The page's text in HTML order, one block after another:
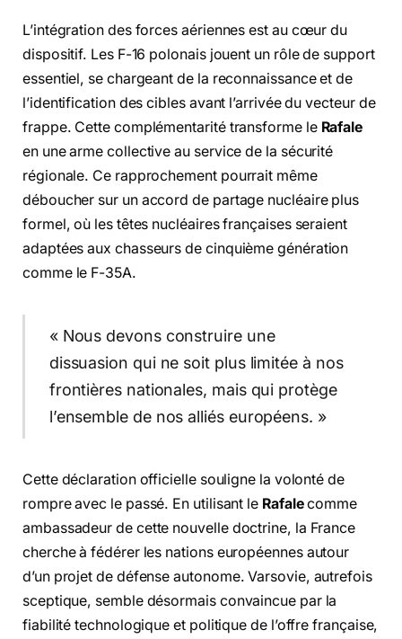
L’intégration des forces aériennes est au cœur du
dispositif. Les F-16 polonais jouent un rôle de support
essentiel, se chargeant de la reconnaissance et de
l’identification des cibles avant l’arrivée du vecteur de
frappe. Cette complémentarité transforme le Rafale
en une arme collective au service de la sécurité
régionale. Ce rapprochement pourrait même
déboucher sur un accord de partage nucléaire plus
formel, où les têtes nucléaires françaises seraient
adaptées aux chasseurs de cinquième génération
comme le F-35A.
« Nous devons construire une
dissuasion qui ne soit plus limitée à nos
frontières nationales, mais qui protège
l’ensemble de nos alliés européens. »
Cette déclaration officielle souligne la volonté de
rompre avec le passé. En utilisant le Rafalecomme
ambassadeur de cette nouvelle doctrine, la France
cherche à fédérer les nations européennes autour
d’un projet de défense autonome. Varsovie, autrefois
sceptique, semble désormais convaincue par la
fiabilité technologique et politique de l’offre française,